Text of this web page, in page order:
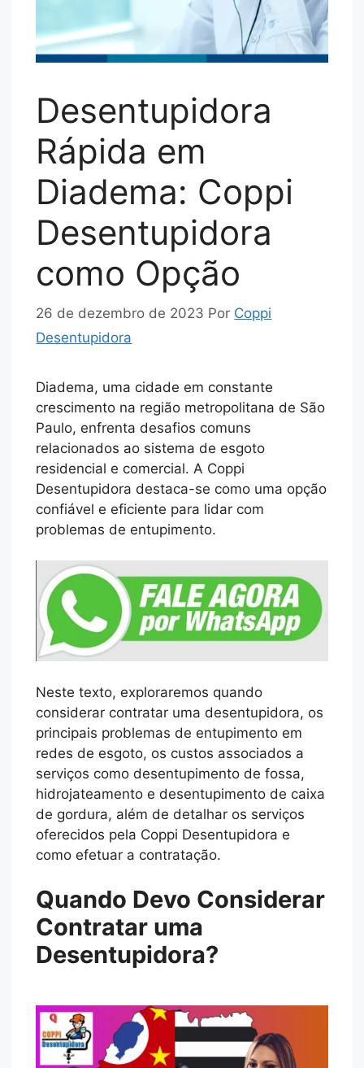
Desentupidora
Rápida em
Diadema: Coppi
Desentupidora
como Opção
26 de dezembro de 2023 Por Coppi
Desentupidora
Diadema, uma cidade em constante
crescimento na região metropolitana de São
Paulo, enfrenta desafios comuns
relacionados ao sistema de esgoto
residencial e comercial. A Coppi
Desentupidora destaca-se como uma opção
confiável e eficiente para lidar com
problemas de entupimento.
Neste texto, exploraremos quando
considerar contratar uma desentupidora, os
principais problemas de entupimento em
redes de esgoto, os custos associados a
serviços como desentupimento de fossa,
hidrojateamento e desentupimento de caixa
de gordura, além de detalhar os serviços
oferecidos pela Coppi Desentupidora e
como efetuar a contratação.
Quando Devo Considerar
Contratar uma
Desentupidora?